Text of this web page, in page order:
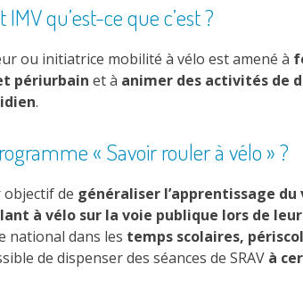
IMV qu’est-ce que c’est ?
ou initiatrice mobilité à vélo est amené à
périurbain et à animer des activités de
.
« Savoir rouler à vélo » ?
de généraliser l’apprentissage
à vélo sur la voie publique lors de
national dans les temps scolaires,
de dispenser des séances de SRAV à